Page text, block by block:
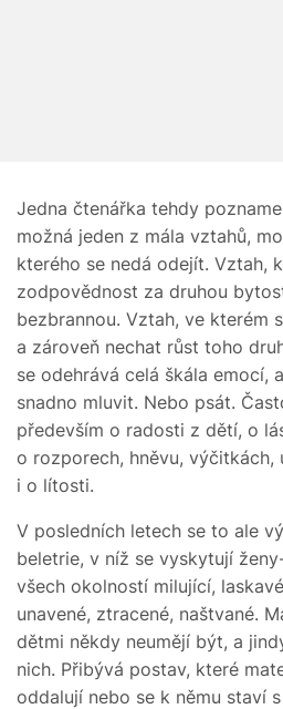
Jedna čtenářka tehdy
možná jeden z mála vztahů,
kterého se nedá odejít. Vztah,
zodpovědnost za druhou
bezbrannou. Vztah, ve kterém
a zároveň nechat růst toho
se odehrává celá škála emocí,
snadno mluvit. Nebo psát.
především o radosti z dětí, o
o rozporech, hněvu, výčitkách,
i o lítosti.
V posledních letech se to ale
beletrie, v níž se vyskytují
všech okolností milující,
unavené, ztracené, naštvané.
dětmi někdy neumějí být, a
nich. Přibývá postav, které
oddalují nebo se k němu staví